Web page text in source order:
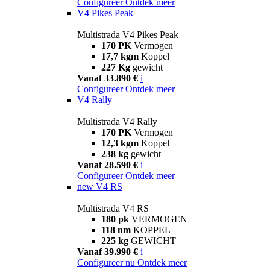
V4 Pikes Peak
Multistrada V4 Pikes Peak
170 PK Vermogen
17,7 kgm Koppel
227 Kg gewicht
Vanaf 33.890 € i
Configureer Ontdek meer
V4 Rally
Multistrada V4 Rally
170 PK Vermogen
12,3 kgm Koppel
238 kg gewicht
Vanaf 28.590 € i
Configureer Ontdek meer
new V4 RS
Multistrada V4 RS
180 pk VERMOGEN
118 nm KOPPEL
225 kg GEWICHT
Vanaf 39.990 € i
Configureer nu Ontdek meer